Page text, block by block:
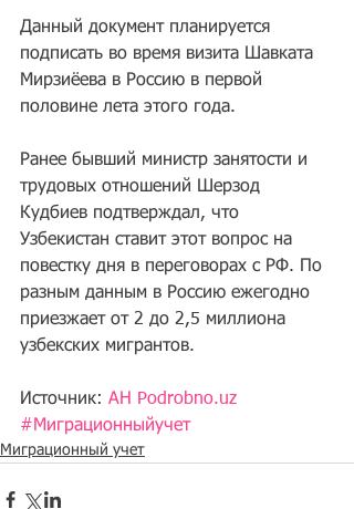
Данный документ планируется
подписать во время визита Шавката
Мирзиёева в Россию в первой
половине лета этого года.
Ранее бывший министр занятости и
трудовых отношений Шерзод
Кудбиев подтверждал, что
Узбекистан ставит этот вопрос на
повестку дня в переговорах с РФ. По
разным данным в Россию ежегодно
приезжает от 2 до 2,5 миллиона
узбекских мигрантов.
Источник: АН Podrobno.uz
#Миграционныйучет
Миграционный учет